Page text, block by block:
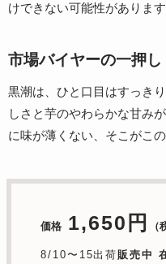
けできない可能性がありま
市場バイヤーの一押し
黒潮は、ひと口目はすっき
しさと芋のやわらかな甘み
に味が薄くない、そこがこ
価格 1,650円 （
8/10〜15出荷 販売中